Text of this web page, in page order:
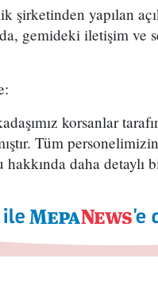
yapılan
gemideki iletişim ve
korsanlar
Tüm
hakkında daha